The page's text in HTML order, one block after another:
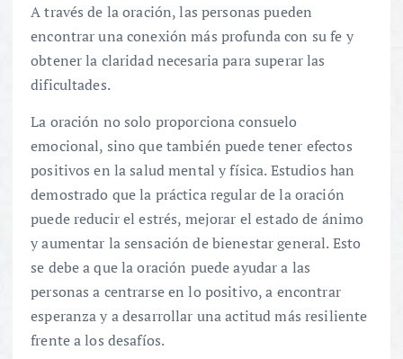
A través de la oración, las personas pueden
encontrar una conexión más profunda con su fe y
obtener la claridad necesaria para superar las
dificultades.
La oración no solo proporciona consuelo
emocional, sino que también puede tener efectos
positivos en la salud mental y física. Estudios han
demostrado que la práctica regular de la oración
puede reducir el estrés, mejorar el estado de ánimo
y aumentar la sensación de bienestar general. Esto
se debe a que la oración puede ayudar a las
personas a centrarse en lo positivo, a encontrar
esperanza y a desarrollar una actitud más resiliente
frente a los desafíos.